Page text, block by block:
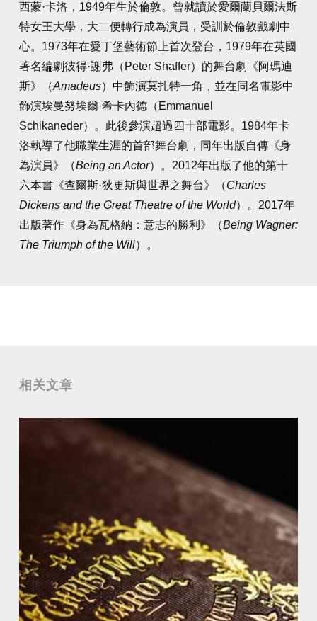
西蒙·卡洛，1949年生於倫敦。曾就讀於愛爾蘭貝爾法斯
特女王大學，大二便轉行成為演員，受訓於倫敦戲劇中
心。1973年在愛丁堡藝術節上首次登台，1979年在英國
著名編劇彼得·謝弗（Peter Shaffer）的舞台劇《阿瑪迪
斯》（Amadeus）中飾演莫扎特一角，並在同名電影中
飾演埃曼努埃爾·希卡內德（Emmanuel
Schikaneder）。此後參演超過四十部電影。1984年卡
洛執導了他職業生涯的首部舞台劇，同年出版自傳《身
為演員》（Being an Actor）。2012年出版了他的第十
六本書《查爾斯·狄更斯與世界之舞台》（Charles
Dickens and the Great Theatre of the World）。2017年
出版著作《身為瓦格納：意志的勝利》（Being Wagner:
The Triumph of the Will）。
相关文章